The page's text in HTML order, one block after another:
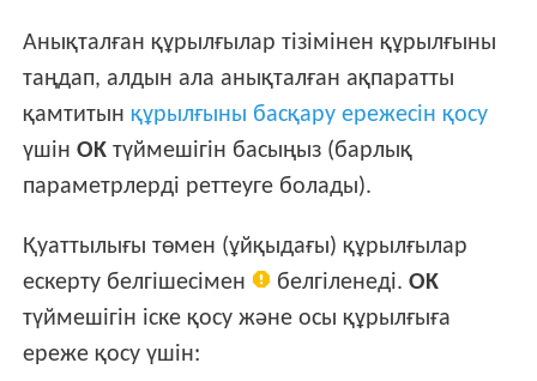
Анықталған құрылғылар тізімінен құрылғыны
таңдап, алдын ала анықталған ақпаратты
қамтитынқұрылғыны басқару ережесін қосу
үшінOK түймешігін басыңыз (барлық
параметрлерді реттеуге болады).
Қуаттылығы төмен (ұйқыдағы) құрылғылар
ескерту белгішесімен
белгіленеді.OK
түймешігін іске қосу және осы құрылғыға
ереже қосу үшін: